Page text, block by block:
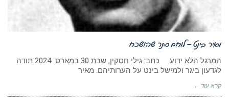
מאיר בינט – לוחם סתר שהושכח
המרגל הלא ידוע כתב: גילי חסקין, ‏שבת 30 במארס 2024 תודה
לגדעון ביגר ולמישל בינט על הערותיהם. מאיר
קרא עוד ←